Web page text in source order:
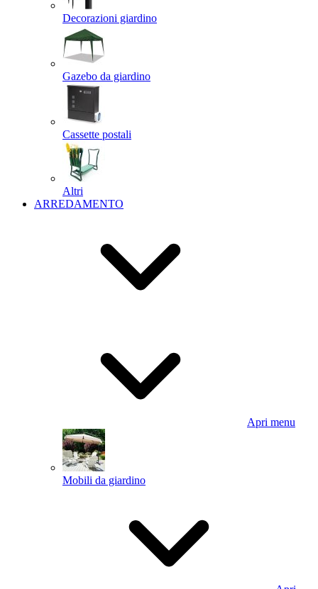
Decorazioni giardino
Gazebo da giardino
Cassette postali
Altri
ARREDAMENTO
Apri menu
Mobili da giardino